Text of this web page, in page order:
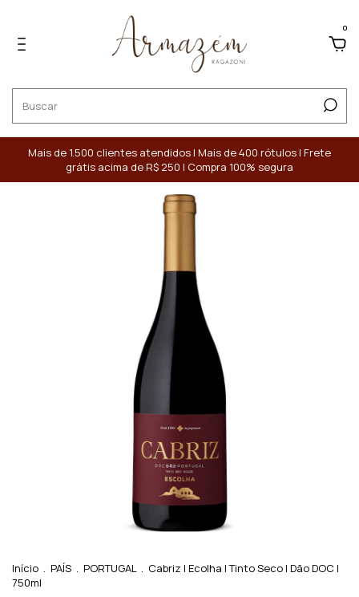
0
Mais de 1.500 clientes atendidos | Mais de 400 rótulos | Frete
grátis acima de R$ 250 | Compra 100% segura
Início . PAÍS . PORTUGAL . Cabriz | Ecolha | Tinto Seco | Dão DOC |
750ml